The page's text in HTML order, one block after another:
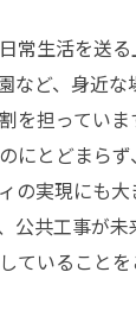
常生活を送
など、身近
を担ってい
にとどまら
の実現にも
公共工事が
ていることを